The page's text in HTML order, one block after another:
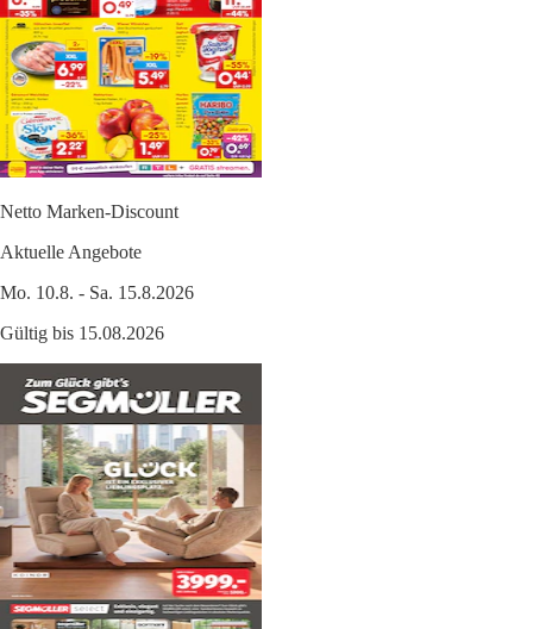
Netto Marken-Discount
Aktuelle Angebote
Mo. 10.8. - Sa. 15.8.2026
Gültig bis 15.08.2026